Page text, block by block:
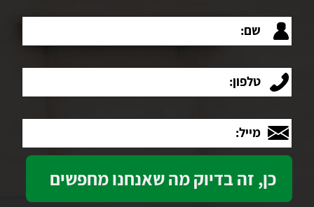
שם:
טלפון:
מייל: